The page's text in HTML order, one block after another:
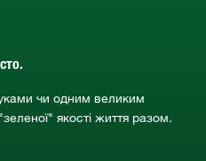
чи одним великим
якості життя разом.